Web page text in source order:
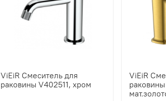
ViEiR Смеситель для
раковины V402511, хром
ViEiR